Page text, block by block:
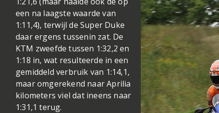
een na laagste waarde van
1:11,4), terwijl de Super Duke
daar ergens tussenin zat. De
KTM zweefde tussen 1:32,2 en
1:18 in, wat resulteerde in een
gemiddeld verbruik van 1:14,1,
maar omgerekend naar Aprilia
kilometers viel dat ineens naar
1:31,1 terug.